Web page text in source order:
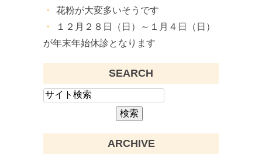
花粉が大変多いそうです
１２月２８日（日）～１月４日（日）
が年末年始休診となります
SEARCH
ARCHIVE